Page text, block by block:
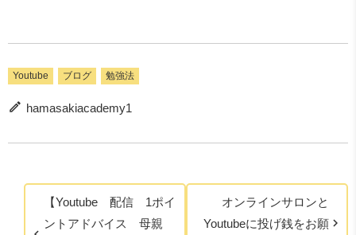
Youtube ブログ 勉強法
hamasakiacademy1
【Youtube 配信 1ポイ
ントアドバイス 母親
オンラインサロンと
Youtubeに投げ銭をお願